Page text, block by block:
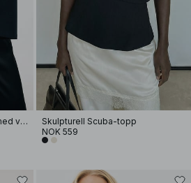
Topp i jersey i myk bomull med vide ermer
Skulpturell Scuba-topp
NOK 559